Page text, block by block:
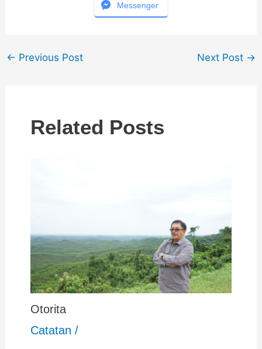
Messenger
← Previous Post Next Post →
Related Posts
Otorita
Catatan /